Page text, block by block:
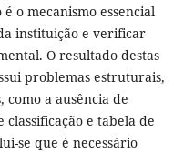
o mecanismo essencial
instituição e verificar
O resultado destas
problemas estruturais,
como a ausência de
e tabela de
se que é necessário